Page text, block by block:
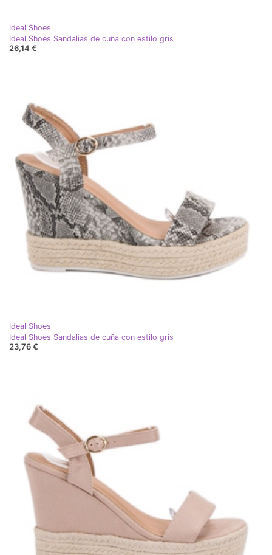
Ideal Shoes
Ideal Shoes Sandalias de cuña con estilo gris
26,14 €
Ideal Shoes
Ideal Shoes Sandalias de cuña con estilo gris
23,76 €